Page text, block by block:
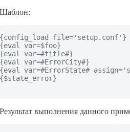
Шаблон:
{config_load file='setup.conf'}
{eval var=$foo}
{eval var=#title#}
{eval var=#ErrorCity#}
{eval var=#ErrorState#
{$state_error}
Результат выполнения данного